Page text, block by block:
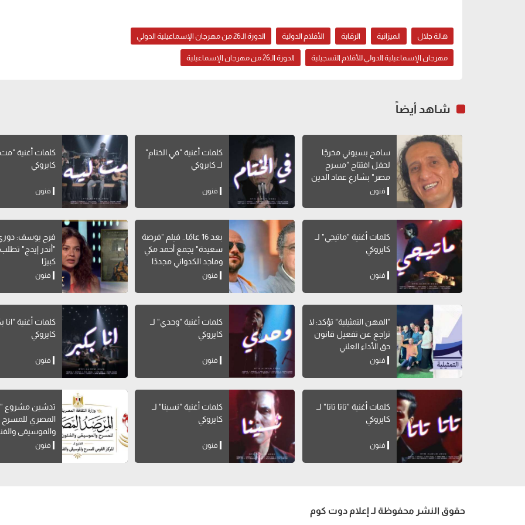
هالة جلال الميزانية الرقابة الأفلام الدولية الدورة الـ26 من مهرجان الإسماعيلية الدولي
مهرجان الإسماعيلية الدولي للأفلام التسجيلية الدورة الـ26 من مهرجان الإسماعيلية
شاهد أيضاً
سامح بسيوني مخرجًا
لحفل افتتاح "مسرح
مصر" بشارع عماد الدين
فنون
كلمات أغنية "في الختام"
لــ كايروكي
فنون
كلمات أغنية "مت
كايروكي
فنون
كلمات أغنية "ماتيجي" لــ
كايروكي
فنون
بعد 16 عامًا.. فيلم "فرصة
سعيدة" يجمع أحمد مكي
وماجد الكدواني مجددًا
فنون
فرح يوسف:
"أندر إيدج" تطلب
كبيرًا
فنون
"المهن التمثيلية" تؤكد: لا
تراجع عن تفعيل قانون
حق الأداء العلني
فنون
كلمات أغنية "وحدي" لــ
كايروكي
فنون
كلمات
كايروكي
فنون
كلمات أغنية "تاتا تاتا" لــ
كايروكي
فنون
كلمات أغنية "نسينا" لــ
كايروكي
فنون
تدشين مشروع
المصري للمسرح
والموسيقى
الشعبية"
فنون
حقوق النشر محفوظة لـ إعلام دوت كوم